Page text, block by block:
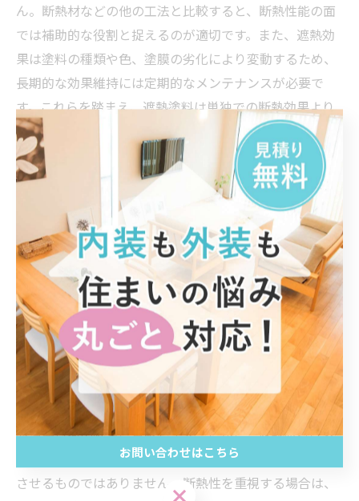
ん。断熱材などの他の工法と比較すると、断熱性能の面
では補助的な役割と捉えるのが適切です。また、遮熱効
果は塗料の種類や色、塗膜の劣化により変動するため、
長期的な効果維持には定期的なメンテナンスが必要で
す。これらを踏まえ、遮熱塗料は単独での断熱効果より
も、既存の断熱工事と併用する形で住宅の快適性向上に
活用するとより効果的です。理想のリフォーム計画で
は、遮熱塗料のメリット・デメリットを正しく理解し、
用途に合った塗料選びを行うことが重要です。
遮熱塗料だけじゃない！外壁断熱の効果的なリフォー
ム対策とは？
外壁塗装に用いられる遮熱塗料は、太陽光の赤外線を反
射することで住宅の表面温度上昇を抑制し、室内の温度
上昇をある程度軽減する効果があります。特に夏場の強
い日差しに対して、その遮熱性能は快適な住環境の維持
や冷房負荷の軽減に貢献します。しかし、遮熱塗料は外
壁の表面温度を下げるものの、断熱性能そのものを向上
させるものではありません。断熱性を重視する場合は、
お問い合わせはこちら
お問い合わせはこちら